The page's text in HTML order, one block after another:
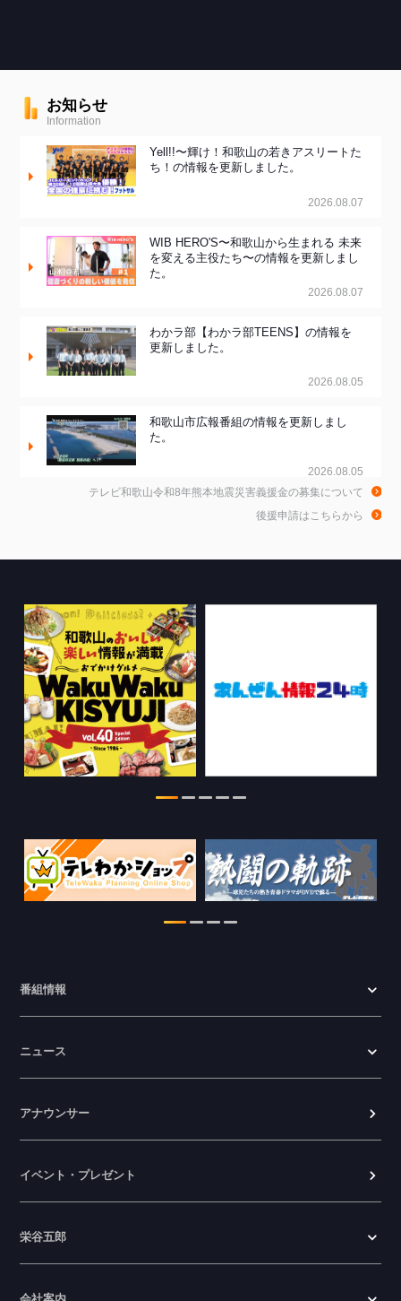
お知らせ
Information
Yell!!〜輝け！和歌山の若きアスリートた
ち！の情報を更新しました。
2026.08.07
WIB HERO'S〜和歌山から生まれる 未来
を変える主役たち〜の情報を更新しまし
た。
2026.08.07
わかラ部【わかラ部TEENS】の情報を
更新しました。
2026.08.05
和歌山市広報番組の情報を更新しまし
た。
2026.08.05
和歌山de乾杯！の情報を更新しました。
2026.08.04
WTV NEWS6【WAKAYAMA SDGs】の
情報を更新しました。
特別番組【8月】の情報を更新しました。
わかやま医療ナビの情報を更新しまし
た。
新しました。
2026.06.23
テレビ和歌山令和8年熊本地震災害義援金の募集について
後援申請はこちらから
番組情報
ニュース
アナウンサー
イベント・プレゼント
栄谷五郎